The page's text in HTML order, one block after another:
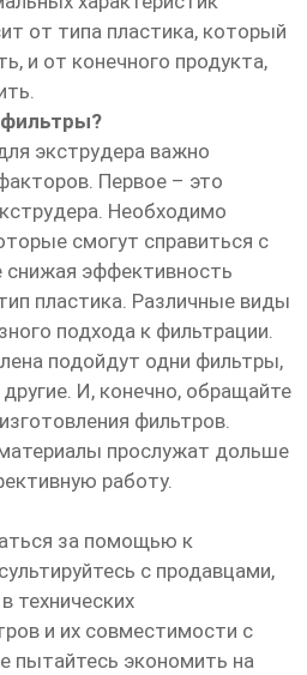
от типа пластика, который
и от конечного продукта,
экструдера важно
Первое – это
Необходимо
смогут справиться с
снижая эффективность
пластика. Различные виды
подхода к фильтрации.
подойдут одни фильтры,
И, конечно, обращайте
фильтров.
прослужат дольше
работу.
за помощью к
с продавцами,
технических
и их совместимости с
пытайтесь экономить на